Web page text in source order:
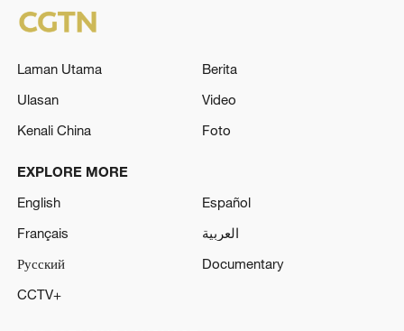
Laman Utama
Berita
Ulasan
Video
Kenali China
Foto
EXPLORE MORE
English
Español
Français
العربية
Русский
Documentary
CCTV+